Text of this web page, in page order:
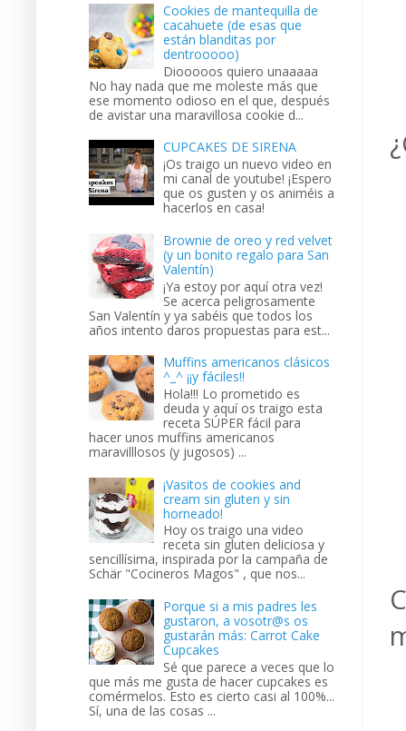
Cookies de mantequilla de
cacahuete (de esas que
están blanditas por
dentrooooo)
Diooooos quiero unaaaaa
No hay nada que me moleste más que
ese momento odioso en el que, después
de avistar una maravillosa cookie d...
CUPCAKES DE SIRENA
¡Os traigo un nuevo video en
mi canal de youtube! ¡Espero
que os gusten y os animéis a
hacerlos en casa!
Brownie de oreo y red velvet
(y un bonito regalo para San
Valentín)
¡Ya estoy por aquí otra vez!
Se acerca peligrosamente
San Valentín y ya sabéis que todos los
años intento daros propuestas para est...
Muffins americanos clásicos
^_^ ¡¡y fáciles!!
Hola!!! Lo prometido es
deuda y aquí os traigo esta
receta SÚPER fácil para
hacer unos muffins americanos
maravilllosos (y jugosos) ...
¡Vasitos de cookies and
cream sin gluten y sin
horneado!
Hoy os traigo una video
receta sin gluten deliciosa y
sencillísima, inspirada por la campaña de
Schär "Cocineros Magos" , que nos...
Porque si a mis padres les
gustaron, a vosotr@s os
gustarán más: Carrot Cake
Cupcakes
Sé que parece a veces que lo
que más me gusta de hacer cupcakes es
comérmelos. Esto es cierto casi al 100%...
Sí, una de las cosas ...